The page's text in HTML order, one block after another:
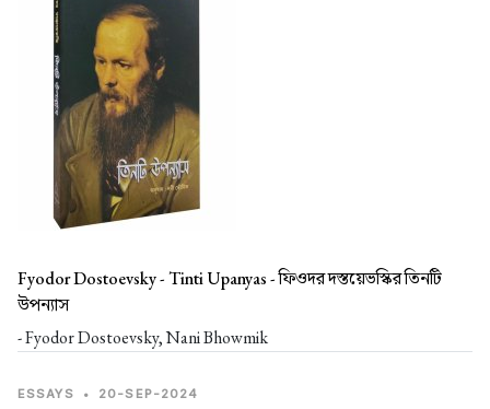
Fyodor Dostoevsky - Tinti Upanyas -ফিওদর দস্তয়েভস্কির তিনটি
উপন্যাস
- Fyodor Dostoevsky, Nani Bhowmik
ESSAYS • 20-SEP-2024